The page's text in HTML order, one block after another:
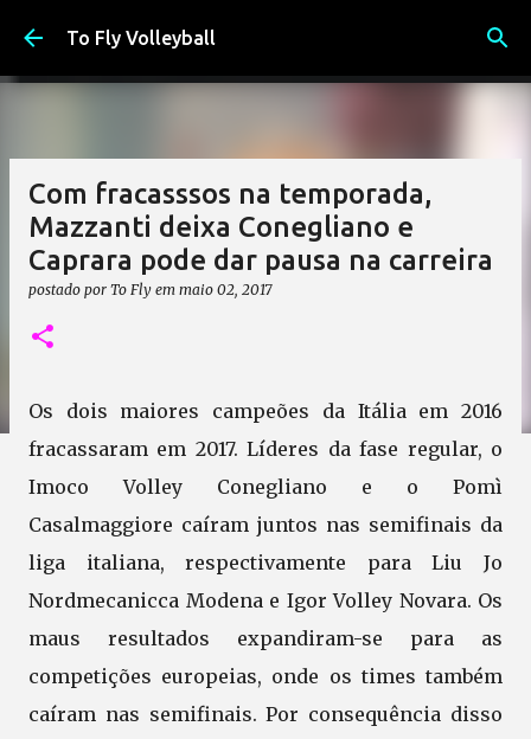
Pular para o conteúdo principal
To Fly Volleyball
Com fracasssos na temporada,
Mazzanti deixa Conegliano e
Caprara pode dar pausa na carreira
postado por To Fly em maio 02, 2017
Os dois maiores campeões da Itália em 2016
fracassaram em 2017. Líderes da fase regular, o
Imoco Volley Conegliano e o Pomì
Casalmaggiore caíram juntos nas semifinais da
liga italiana, respectivamente para Liu Jo
Nordmecanicca Modena e Igor Volley Novara. Os
maus resultados expandiram-se para as
competições europeias, onde os times também
caíram nas semifinais. Por consequência disso